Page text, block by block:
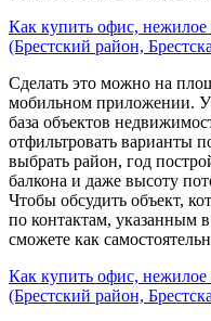
Как купить офис,
(Брестский район,
Сделать это можно на
мобильном приложении. У
база объектов
отфильтровать варианты
выбрать район, год
балкона и даже высоту
Чтобы обсудить объект,
по контактам, указанным
сможете как
Как купить офис,
(Брестский район,